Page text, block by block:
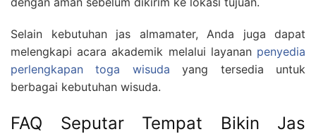
Selain kebutuhan jas almamater, Anda juga dapat
melengkapi acara akademik melalui layanan penyedia
perlengkapan toga wisuda yang tersedia untuk
berbagai kebutuhan wisuda.
FAQ Seputar Tempat Bikin Jas